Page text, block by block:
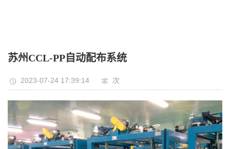
苏州CCL-PP自动配布系统
2023-07-24 17:39:14 次